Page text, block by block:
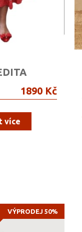
1890 Kč
více
VÝPRODEJ 50%